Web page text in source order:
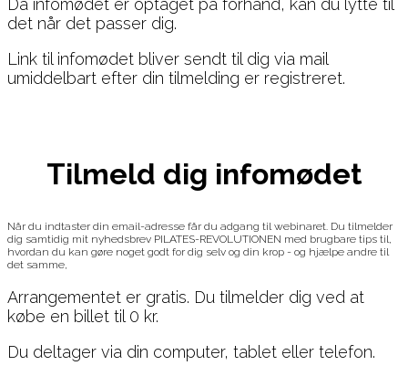
Da infomødet er optaget på forhånd, kan du lytte til
det når det passer dig.
Link til infomødet bliver sendt til dig via mail
umiddelbart efter din tilmelding er registreret.
Tilmeld dig infomødet
Når du indtaster din email-adresse får du adgang til webinaret. Du tilmelder
dig samtidig mit nyhedsbrev PILATES-REVOLUTIONEN med brugbare tips til,
hvordan du kan gøre noget godt for dig selv og din krop - og hjælpe andre til
det samme,
Arrangementet er gratis. Du tilmelder dig ved at
købe en billet til 0 kr.
Du deltager via din computer, tablet eller telefon.